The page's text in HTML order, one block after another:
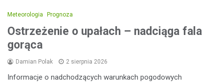
Meteorologia Prognoza
Ostrzeżenie o upałach – nadciąga fala
gorąca
Damian Polak 2 sierpnia 2026
Informacje o nadchodzących warunkach pogodowych